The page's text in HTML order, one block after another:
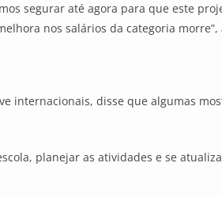
segurar até agora para que este
nos salários da categoria morre”,
internacionais, disse que algumas
planejar as atividades e se